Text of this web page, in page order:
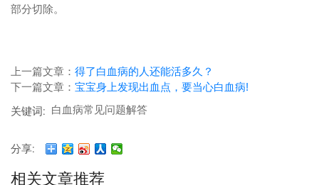
部分切除。
上一篇文章： 得了白血病的人还能活多久？
下一篇文章： 宝宝身上发现出血点，要当心白血病!
关键词: 白血病常见问题解答
分享:
相关文章推荐